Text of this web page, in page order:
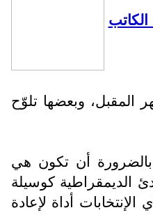
المقبل، وبعضها تلوّح
بالضرورة أن تكون هي
الديمقراطية كوسيلة
أداة لإعادة